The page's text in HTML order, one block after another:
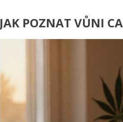
JAK POZNAT VŮNI